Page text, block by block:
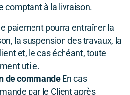
comptant à la livraison.
paiement pourra entraîner la
la suspension des travaux, la
et, le cas échéant, toute
utile.
de commandeEn cas
par le Client après